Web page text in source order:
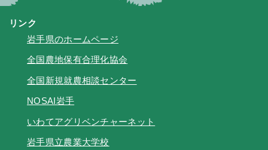
リンク
岩手県のホームページ
全国農地保有合理化協会
全国新規就農相談センター
NOSAI岩手
いわてアグリベンチャーネット
岩手県立農業大学校